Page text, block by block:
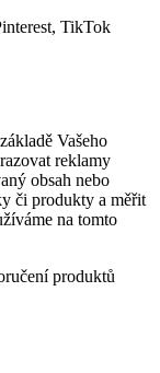
TikTok
Vašeho
reklamy
obsah nebo
či produkty a měřit
na tomto
produktů